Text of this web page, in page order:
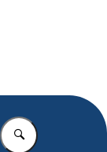
Vul in wat u